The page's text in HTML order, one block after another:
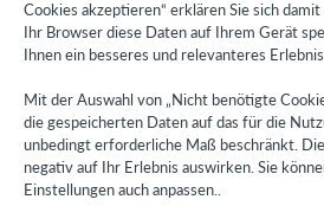
Developer Network
Stay in the know.
Get the latest product updates, research,
right to your inbox.
Subscribe now
Cookies akzeptieren“ erklären Sie sich
Ihr Browser diese Daten auf Ihrem Gerät
Ihnen ein besseres und relevanteres
Mit der Auswahl von „Nicht benötigte
die gespeicherten Daten auf das für die
unbedingt erforderliche Maß beschränkt.
negativ auf Ihr Erlebnis auswirken. Sie
Einstellungen auch anpassen..